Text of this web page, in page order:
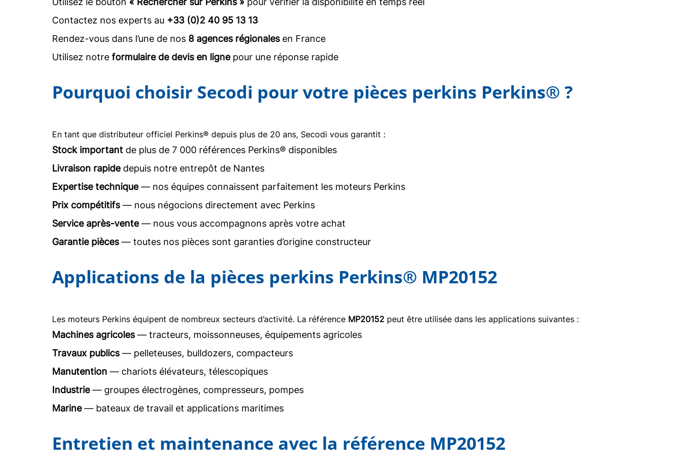
Contactez nos experts au +33 (0)2 40 95 13 13
Rendez-vous dans l’une de nos 8 agences régionalesen France
Utilisez notre formulaire de devis en lignepour une réponse rapide
Pourquoi choisir Secodi pour votre pièces perkins Perkins® ?
En tant que distributeur officiel Perkins® depuis plus de 20 ans, Secodi vous garantit :
Stock important de plus de 7 000 références Perkins® disponibles
Livraison rapidedepuis notre entrepôt de Nantes
Expertise technique— nos équipes connaissent parfaitement les moteurs Perkins
Prix compétitifs— nous négocions directement avec Perkins
Service après-vente— nous vous accompagnons après votre achat
Garantie pièces— toutes nos pièces sont garanties d’origine constructeur
Applications de la pièces perkins Perkins® MP20152
Les moteurs Perkins équipent de nombreux secteurs d’activité. La référence MP20152 peut être utilisée dans les applications suivantes :
Machines agricoles— tracteurs, moissonneuses, équipements agricoles
Travaux publics— pelleteuses, bulldozers, compacteurs
Manutention — chariots élévateurs, télescopiques
Industrie— groupes électrogènes, compresseurs, pompes
Marine— bateaux de travail et applications maritimes
Entretien et maintenance avec la référence MP20152